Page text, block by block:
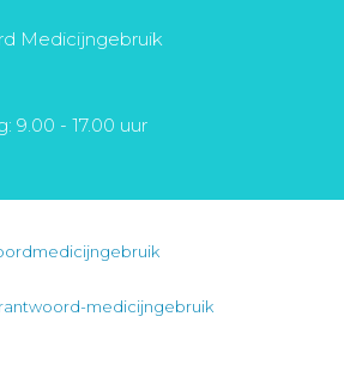
Medicijngebruik
9.00 - 17.00 uur
medicijngebruik